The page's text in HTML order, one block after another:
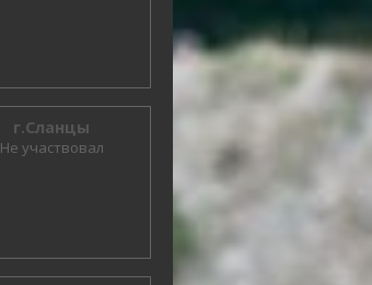
г.Сланцы
Не участвовал